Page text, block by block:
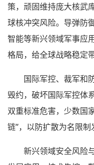
策，顽固维持庞大核武
球核冲突风险。导弹防
智能等新兴领域军事应
格局，给全球战略稳定
国际军控、裁军和
毁约，破坏国际军控体
双重标准危害，少数国
链”，以防扩散为名限制
新兴领域安全风险